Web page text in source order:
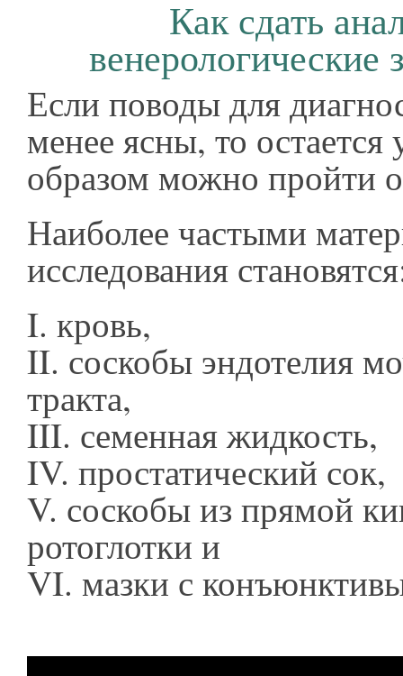
Как сдать
венерологические
Если поводы для
менее ясны, то остается
образом можно пройти
Наиболее частыми
исследования
I. кровь,
II. соскобы эндотелия
тракта,
III. семенная жидкость,
IV. простатический сок,
V. соскобы из прямой
ротоглотки и
VI. мазки с